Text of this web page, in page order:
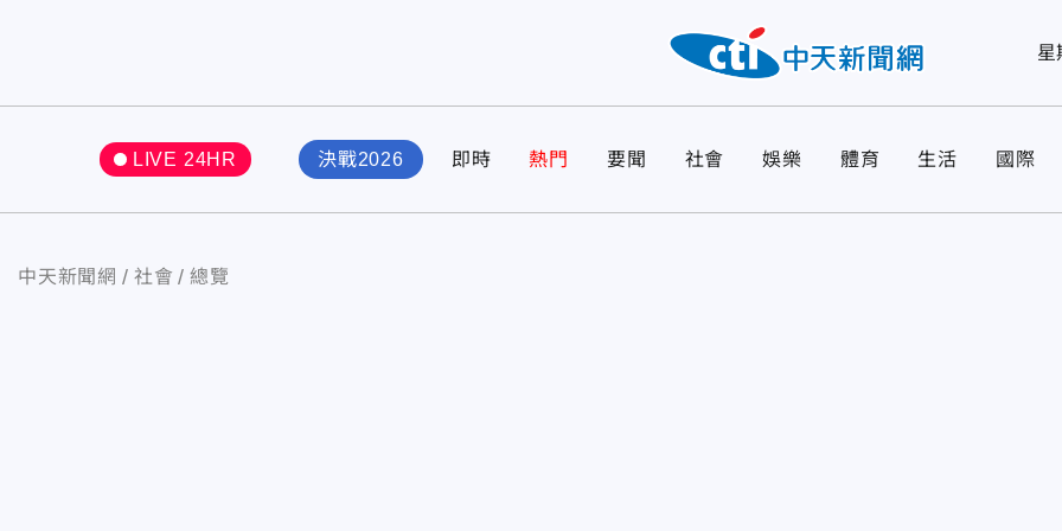
星
LIVE 24HR 決戰2026 即時 熱門 要聞 社會 娛樂 體育 生活 國際
中天新聞網 社會 總覽